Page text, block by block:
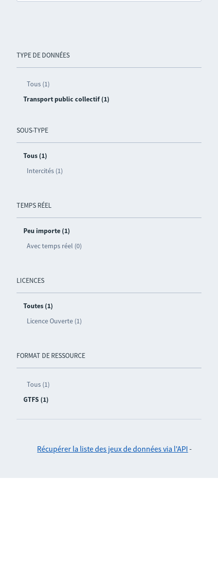
TYPE DE DONNÉES
Tous (1)
Transport public collectif (1)
SOUS-TYPE
Tous (1)
Intercités (1)
TEMPS RÉEL
Peu importe (1)
Avec temps réel (0)
LICENCES
Toutes (1)
Licence Ouverte (1)
FORMAT DE RESSOURCE
Tous (1)
GTFS (1)
Récupérer la liste des jeux de données via l'API -